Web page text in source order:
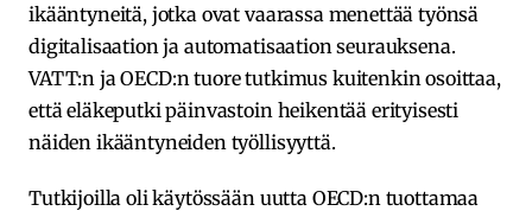
ikääntyneitä, jotka ovat vaarassa menettää työnsä
digitalisaation ja automatisaation seurauksena.
VATT:n ja OECD:n tuore tutkimus kuitenkin osoittaa,
että eläkeputki päinvastoin heikentää erityisesti
näiden ikääntyneiden työllisyyttä.
Tutkijoilla oli käytössään uutta OECD:n tuottamaa